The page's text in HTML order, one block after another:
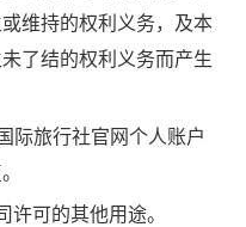
维持的权利义务，及本
了结的权利义务而产生
际旅行社官网个人账户
可的其他用途。